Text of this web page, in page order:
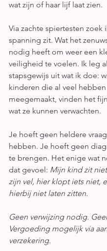
wat zijn of haar lijf laat zien.
Via zachte spiertesten zoek
spanning zit. Wat het
nodig heeft om weer een
veiligheid te voelen. Ik leg
stapsgewijs uit wat ik doe:
kinderen die al veel hebben
meegemaakt, vinden het
wat ze kunnen verwachten.
Je hoeft geen heldere
hebben. Je hoeft geen
te brengen. Het enige wat
dat gevoel: Mijn kind zit
zijn vel, hier klopt iets niet,
hierbij niet laten zitten.
Geen verwijzing nodig.
Vergoeding mogelijk via
verzekering.